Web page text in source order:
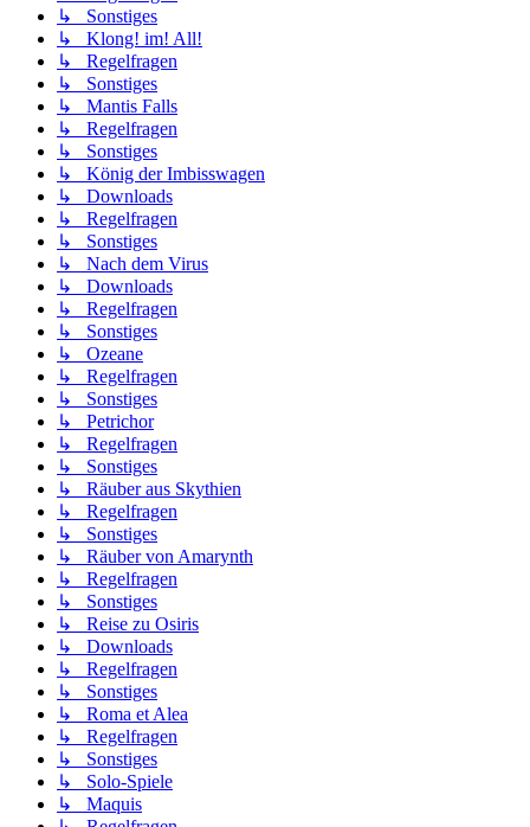
↳ Sonstiges
↳ Klong! im! All!
↳ Regelfragen
↳ Sonstiges
↳ Mantis Falls
↳ Regelfragen
↳ Sonstiges
↳ König der Imbisswagen
↳ Downloads
↳ Regelfragen
↳ Sonstiges
↳ Nach dem Virus
↳ Downloads
↳ Regelfragen
↳ Sonstiges
↳ Ozeane
↳ Regelfragen
↳ Sonstiges
↳ Petrichor
↳ Regelfragen
↳ Sonstiges
↳ Räuber aus Skythien
↳ Regelfragen
↳ Sonstiges
↳ Räuber von Amarynth
↳ Regelfragen
↳ Sonstiges
↳ Reise zu Osiris
↳ Downloads
↳ Regelfragen
↳ Sonstiges
↳ Roma et Alea
↳ Regelfragen
↳ Sonstiges
↳ Solo-Spiele
↳ Maquis